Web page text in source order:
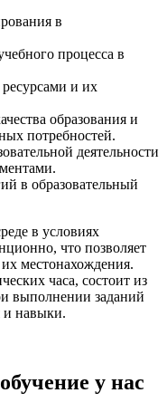
в
процесса в
и их
образования и
потребностей.
деятельности
в образовательный
в условиях
что позволяет
местонахождения.
часа, состоит из
выполнении заданий
и навыки.
у нас